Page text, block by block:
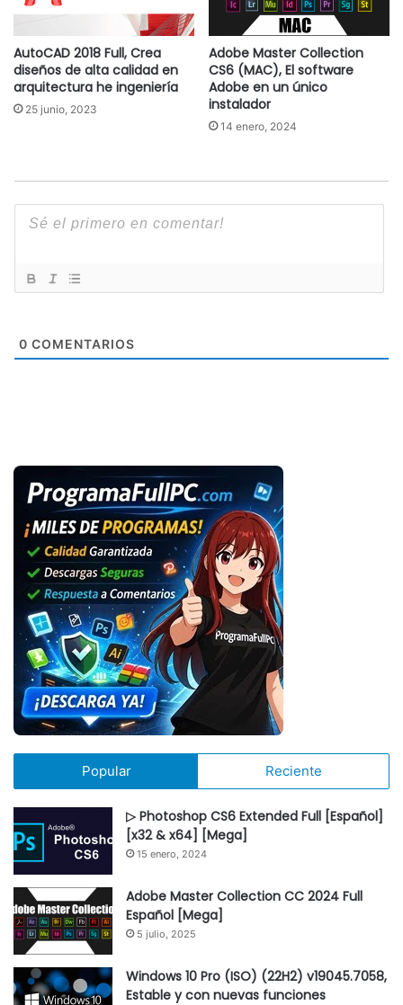
AutoCAD 2018 Full, Crea
diseños de alta calidad en
arquitectura he ingeniería
25 junio, 2023
Adobe Master Collection
CS6 (MAC), El software
Adobe en un único
instalador
14 enero, 2024
0 COMENTARIOS
Popular Reciente
▷ Photoshop CS6 Extended Full [Español]
[x32 & x64] [Mega]
15 enero, 2024
Adobe Master Collection CC 2024 Full
Español [Mega]
5 julio, 2025
Windows 10 Pro (ISO) (22H2) v19045.7058,
Estable y con nuevas funciones